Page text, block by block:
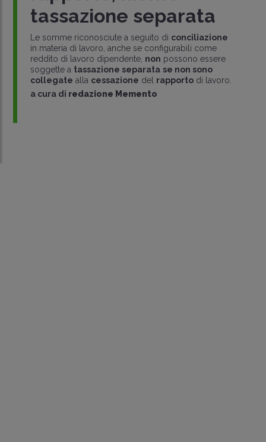
tassazione separata
Le somme riconosciute a seguito di conciliazione
in materia di lavoro, anche se configurabili come
reddito di lavoro dipendente, non possono essere
soggette a tassazione separata se non sono
collegate alla cessazione del rapportodi lavoro.
a cura di redazione Memento